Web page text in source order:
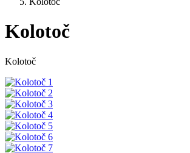
Kolotoč
Kolotoč